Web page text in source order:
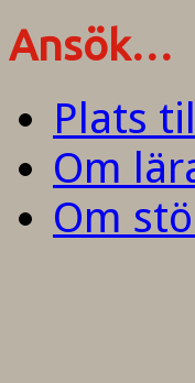
Ansök…
Plats
Om
Om